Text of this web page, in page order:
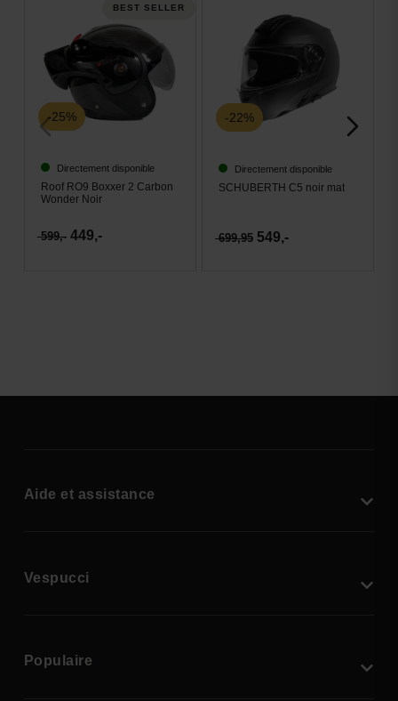
BEST SELLER
-25%
Directement disponible
Roof RO9 Boxxer 2 Carbon
Wonder Noir
599,-449,-
-22%
Directement disponible
SCHUBERTH C5 noir mat
699,95549,-
Aide et assistance
Vespucci
Populaire